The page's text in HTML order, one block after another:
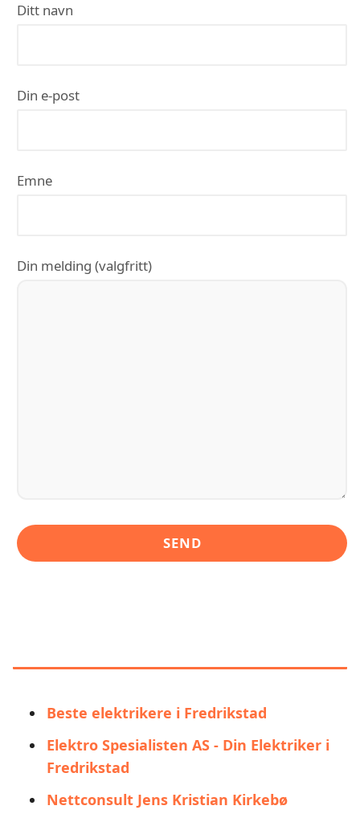
Ditt navn
Din e-post
Emne
Din melding (valgfritt)
Beste elektrikere i Fredrikstad
Elektro Spesialisten AS - Din Elektriker i
Fredrikstad
Nettconsult Jens Kristian Kirkebø